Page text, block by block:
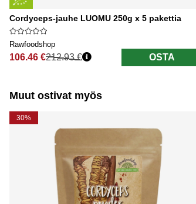
Cordyceps-jauhe LUOMU 250g x 5 pakettia
Rawfoodshop
106.46 €
Normaali hinta
212.93 € OSTA
Muut ostivat myös
30%